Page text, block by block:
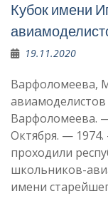
Кубок имени
19.11.2020
Варфоломеева,
Варфоломеева.
Октября. —
проходили
школьников-
имени